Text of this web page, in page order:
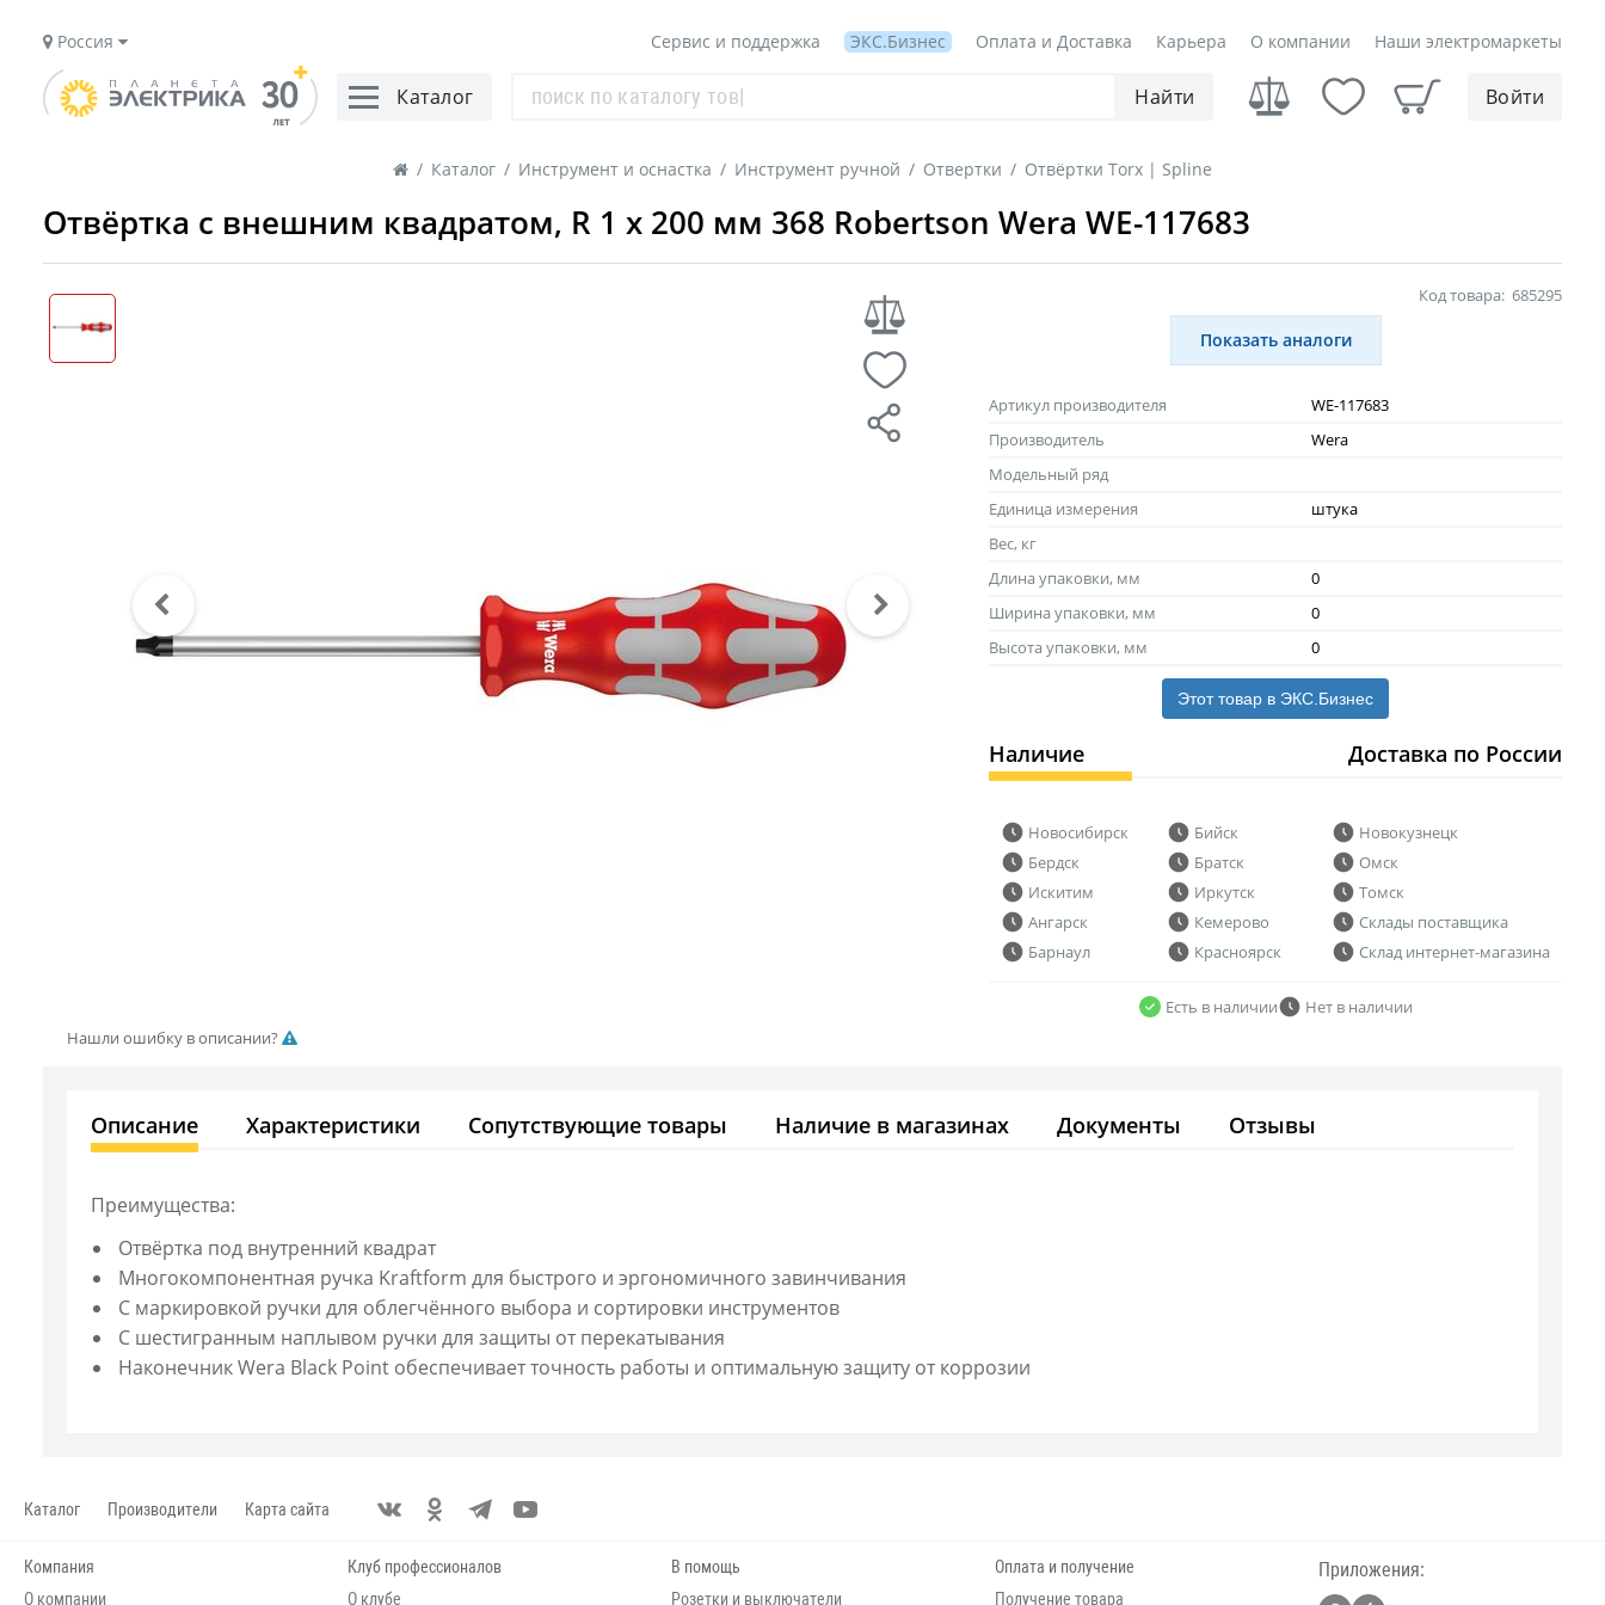
Россия Сервис и поддержка ЭКС.Бизнес Оплата и Доставка Карьера О компании Наши электромаркеты
Каталог Найти Войти
/ Каталог / Инструмент и оснастка / Инструмент ручной / Отвертки / Отвёртки Torx | Spline
Отвёртка с внешним квадратом, R 1 x 200 мм 368 Robertson Wera WE-117683
Код товара: 685295
Показать аналоги
Артикул производителя
WE-117683
Производитель
Wera
Модельный ряд
Единица измерения
штука
Вес, кг
Длина упаковки, мм
0
Ширина упаковки, мм
0
Высота упаковки, мм
0
Этот товар в ЭКС.Бизнес
Наличие Доставка по России
Новосибирск
Бердск
Искитим
Ангарск
Барнаул
Бийск
Братск
Иркутск
Кемерово
Красноярск
Новокузнецк
Омск
Томск
Склады поставщика
Склад интернет-магазина
Есть в наличии
Нет в наличии
Нашли ошибку в описании?
Описание Характеристики Сопутствующие товары Наличие в магазинах Документы Отзывы
Преимущества:
Отвёртка под внутренний квадрат
Многокомпонентная ручка Kraftform для быстрого и эргономичного завинчивания
С маркировкой ручки для облегчённого выбора и сортировки инструментов
С шестигранным наплывом ручки для защиты от перекатывания
Наконечник Wera Black Point обеспечивает точность работы и оптимальную защиту от коррозии
Каталог Производители Карта сайта
Компания
О компании
Клуб профессионалов
О клубе
В помощь
Розетки и выключатели
Оплата и получение
Получение товара
Приложения: